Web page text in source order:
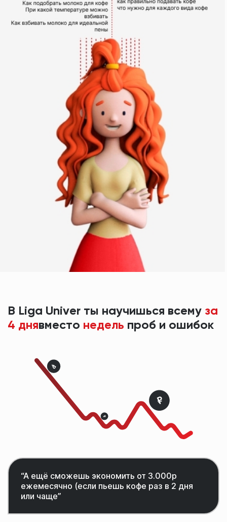
В Liga Univer ты научишься всему за
4 днявместо недель проб и ошибок
“А ещё сможешь экономить от 3.000р
ежемесячно (если пьешь кофе раз в 2 дня
или чаще”